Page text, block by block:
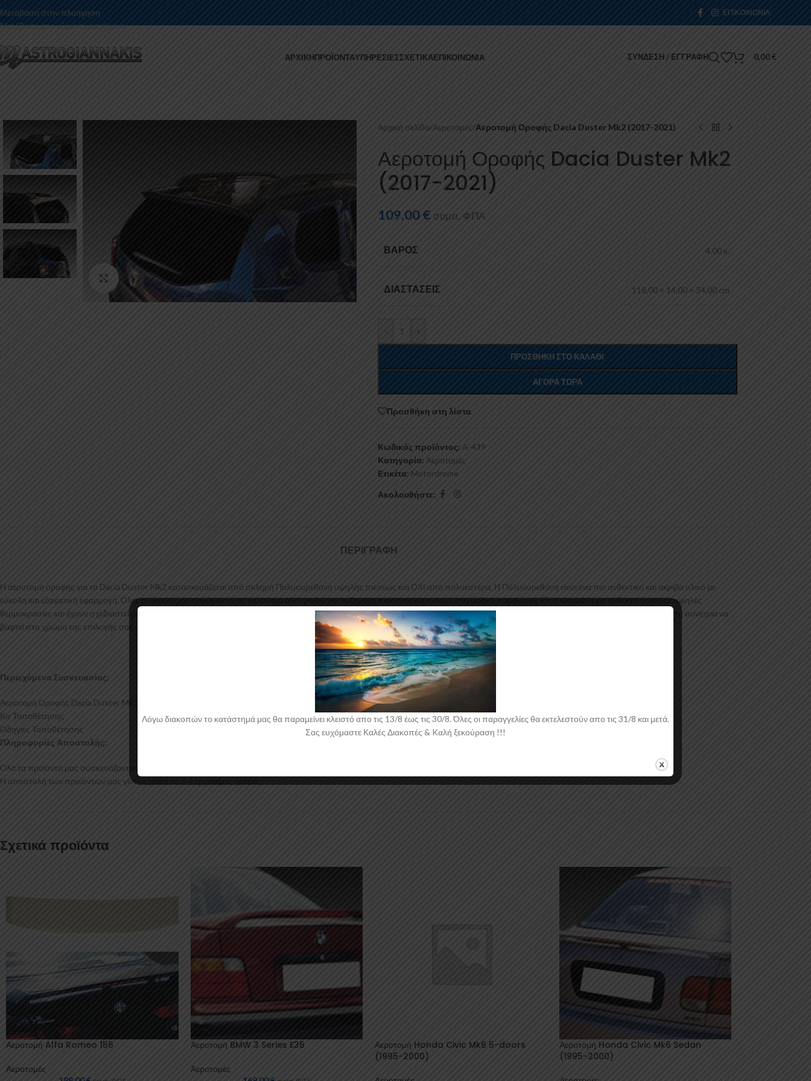
Μετάβαση στην πλοήγηση
Μετάβαση στο κύριο περιεχόμενο
ΕΠΙΚΟΙΝΩΝΊΑ
ΑΡΧΙΚΉΠΡΟΪΌΝΤΑΥΠΗΡΕΣΊΕΣΣΧΕΤΙΚΆΕΠΙΚΟΙΝΩΝΊΑ ΣΎΝΔΕΣΗ / ΕΓΓΡΑΦΉ 0,00€
Κάντε κλικ για μεγέθυνση
Αρχική σελίδα/Αεροτομές /Αεροτομή Οροφής Dacia Duster Mk2 (2017-2021)
Αεροτομή Οροφής Dacia Duster Mk2
(2017-2021)
109,00€ συμπ. ΦΠΑ
ΒΆΡΟΣ 4,00 κ.
ΔΙΑΣΤΆΣΕΙΣ 118,00 × 14,00 × 34,00 cm
- +
ΠΡΟΣΘΉΚΗ ΣΤΟ ΚΑΛΆΘΙ
ΑΓΟΡΆ ΤΏΡΑ
Προσθήκη στη λίστα
Κωδικός προϊόντος: A-439
Κατηγορία: Αεροτομές
Ετικέτα: Motordrome
Ακολουθήστε:
ΠΕΡΙΓΡΑΦΉ
Η αεροτομή οροφής για το Dacia Duster Mk2 κατασκευάζεται από σκληρή Πολυουρεθάνη υψηλής πιέσεως και ΟΧΙ από πολυεστέρα. Η Πολυουρεθάνη είναι ένα πιο ανθεκτικό και ακριβό υλικό με
εύκολη και εξαιρετική εφαρμογή. Όλες οι αεροτομές παράγονται σε καλούπια αλουμινίου για αυξημένη ποιότητα και αντοχή στη μαζική παραγωγή. Είναι ελεγμένα για ανθεκτικότητα σε υψηλές
θερμοκρασίες και έχουν σχεδιαστεί με την καλύτερη λεπτομέρεια. Η αεροτομή οροφής για το Dacia Duster Mk2 έρχεται στο χρώμα του υλικού. Το προϊόν θα πρέπει να ασταρωθεί και στη συνέχεια να
βαφτεί στο χρώμα της επιλογής σας.
Περιεχόμενα Συσκευασίας:
Αεροτομή Οροφής Dacia Duster Mk2 Pre-Facelift
Κιτ Τοποθέτησης
Οδηγίες Τοποθέτησης
Πληροφορίες Αποστολής:
Όλα τα προϊόντα μας συσκευάζονται και αποστέλλονται με προστατευτικό νάιλον μέσα στο κουτί τους για μεγαλύτερη ασφάλεια κατά την αποστολή.
Η αποστολή των προϊόντων μας γίνεται μέσα σε 2-4 εργάσιμες ημέρες.
Σχετικά προϊόντα
Αεροτομή Alfa Romeo 156
Αεροτομές
Αεροτομή BMW 3 Series E36
Αεροτομές
Αεροτομή Honda Civic Mk6 5-doors
(1995-2000)
Αεροτομή Honda Civic Mk6 Sedan
(1995-2000)
Λόγω διακοπών το κατάστημά μας θα παραμείνει κλειστό απο τις 13/8 έως τις 30/8. Όλες οι παραγγελίες θα εκτελεστούν απο τις 31/8 και μετά.
Σας ευχόμαστε Καλές Διακοπές & Kαλή ξεκούραση !!!